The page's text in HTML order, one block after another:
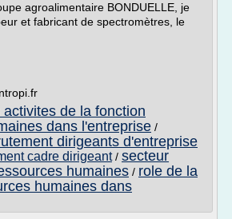
agroalimentaire BONDUELLE, je
et fabricant de spectromètres, le
activites de la fonction
dans l'entreprise /
dirigeants d'entreprise
cadre dirigeant/ secteur
humaines / role de la
humaines dans